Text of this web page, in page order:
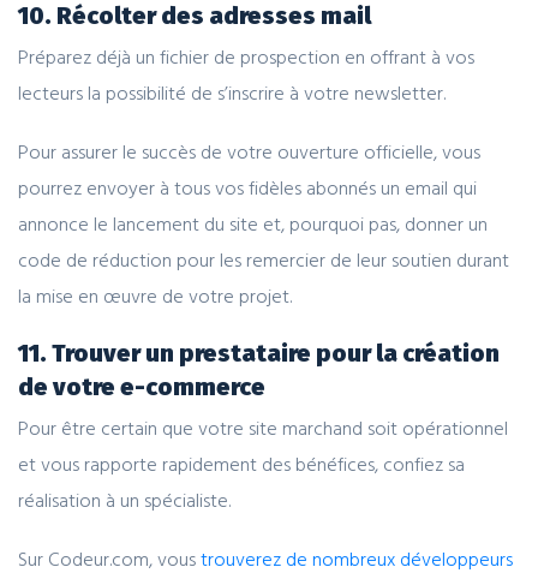
10. Récolter des adresses mail
Préparez déjà un fichier de prospection en offrant à vos
lecteurs la possibilité de s’inscrire à votre newsletter.
Pour assurer le succès de votre ouverture officielle, vous
pourrez envoyer à tous vos fidèles abonnés un email qui
annonce le lancement du site et, pourquoi pas, donner un
code de réduction pour les remercier de leur soutien durant
la mise en œuvre de votre projet.
11. Trouver un prestataire pour la création
de votre e-commerce
Pour être certain que votre site marchand soit opérationnel
et vous rapporte rapidement des bénéfices, confiez sa
réalisation à un spécialiste.
Sur Codeur.com, voustrouverez de nombreux développeurs